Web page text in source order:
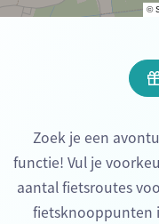
©
Zoek je een
functie! Vul je
aantal fietsroutes
fietsknooppunten